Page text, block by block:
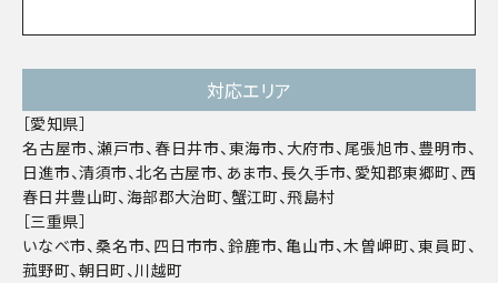
対応エリア
［愛知県］
名古屋市、瀬戸市、春日井市、東海市、大府市、尾張旭市、豊明市、
日進市、清須市、北名古屋市、あま市、長久手市、愛知郡東郷町、西
春日井豊山町、海部郡大治町、蟹江町、飛島村
［三重県］
いなべ市、桑名市、四日市市、鈴鹿市、亀山市、木曽岬町、東員町、
菰野町、朝日町、川越町